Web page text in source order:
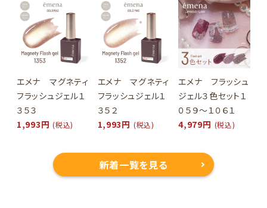
エメナ マグネティ
フラッシュジェル１
３５３
1,993円 (税込)
エメナ マグネティ
フラッシュジェル１
３５２
1,993円 (税込)
エメナ フラッシュ
ジェル３色セット１
０５９～１０６１
4,979円 (税込)
新着一覧を見る